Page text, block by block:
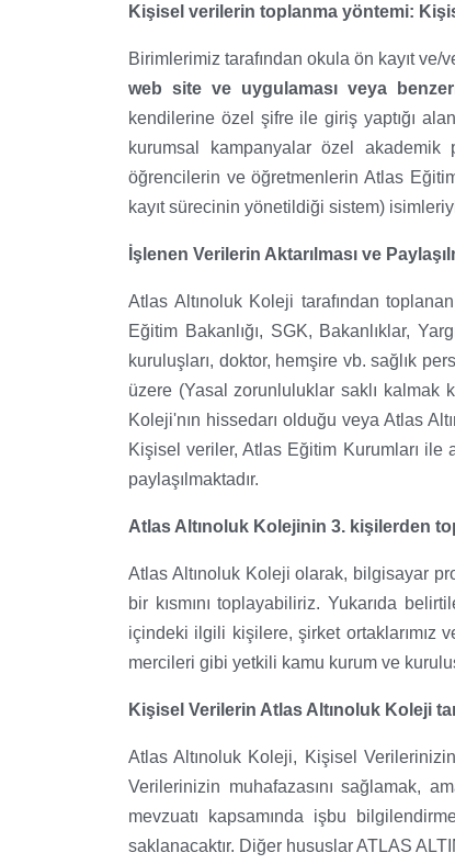
Kişisel verilerin toplanma yöntemi:
Birimlerimiz tarafından okula ön kayıt
web site ve uygulaması veya
kendilerine özel şifre ile giriş yaptığı
kurumsal kampanyalar özel akademik
öğrencilerin ve öğretmenlerin Atlas
kayıt sürecinin yönetildiği sistem)
İşlenen Verilerin Aktarılması ve
Atlas Altınoluk Koleji tarafından
Eğitim Bakanlığı, SGK, Bakanlıklar,
kuruluşları, doktor, hemşire vb. sağlık
üzere (Yasal zorunluluklar saklı kalmak
Koleji'nın hissedarı olduğu veya Atlas
Kişisel veriler, Atlas Eğitim Kurumları
paylaşılmaktadır.
Atlas Altınoluk Kolejinin 3. kişilerden
Atlas Altınoluk Koleji olarak, bilgisayar
bir kısmını toplayabiliriz. Yukarıda
içindeki ilgili kişilere, şirket ortaklarımız
mercileri gibi yetkili kamu kurum ve
Kişisel Verilerin Atlas Altınoluk Koleji
Atlas Altınoluk Koleji, Kişisel
Verilerinizin muhafazasını sağlamak,
mevzuatı kapsamında işbu
saklanacaktır. Diğer hususlar ATLAS